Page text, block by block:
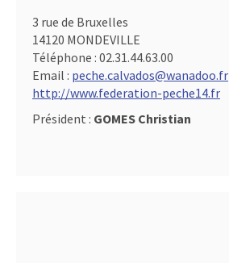
3 rue de Bruxelles
14120 MONDEVILLE
Téléphone : 02.31.44.63.00
Email : peche.calvados@wanadoo.fr
http://www.federation-peche14.fr
Président : GOMES Christian